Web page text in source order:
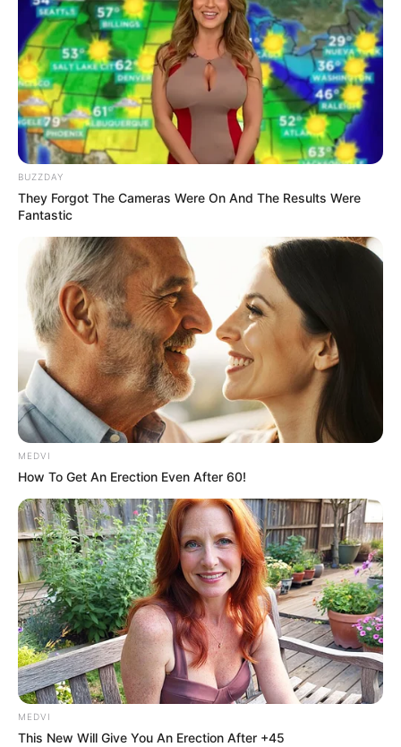
You Wouldn't Believe It If It Wasn't Caught On
Camera!
BRAINBERRIES
Why this ordinary drink is the secret to feeling your
best every day
CTA LOVE
Why everything you thought you knew about water
might be wrong
CTA LOVE
BUZZDAY
They Forgot The Cameras Were On And The Results Were
Fantastic
MEDVI
How To Get An Erection Even After 60!
MEDVI
This New Will Give You An Erection After +45